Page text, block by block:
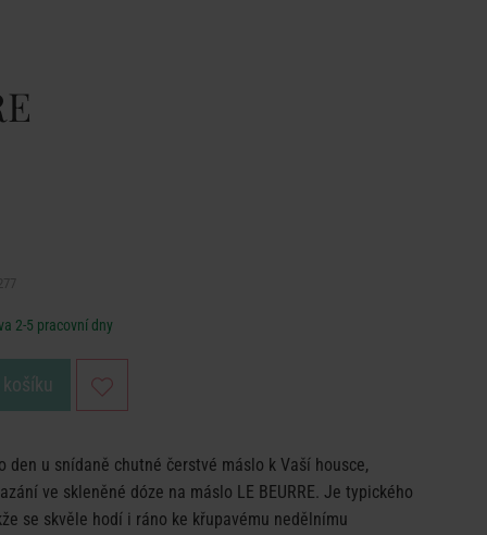
2-5 pracovní dny
den u snídaně chutné čerstvé máslo k Vaší housce,
ve skleněné dóze na máslo LE BEURRE. Je typického
se skvěle hodí i ráno ke křupavému nedělnímu